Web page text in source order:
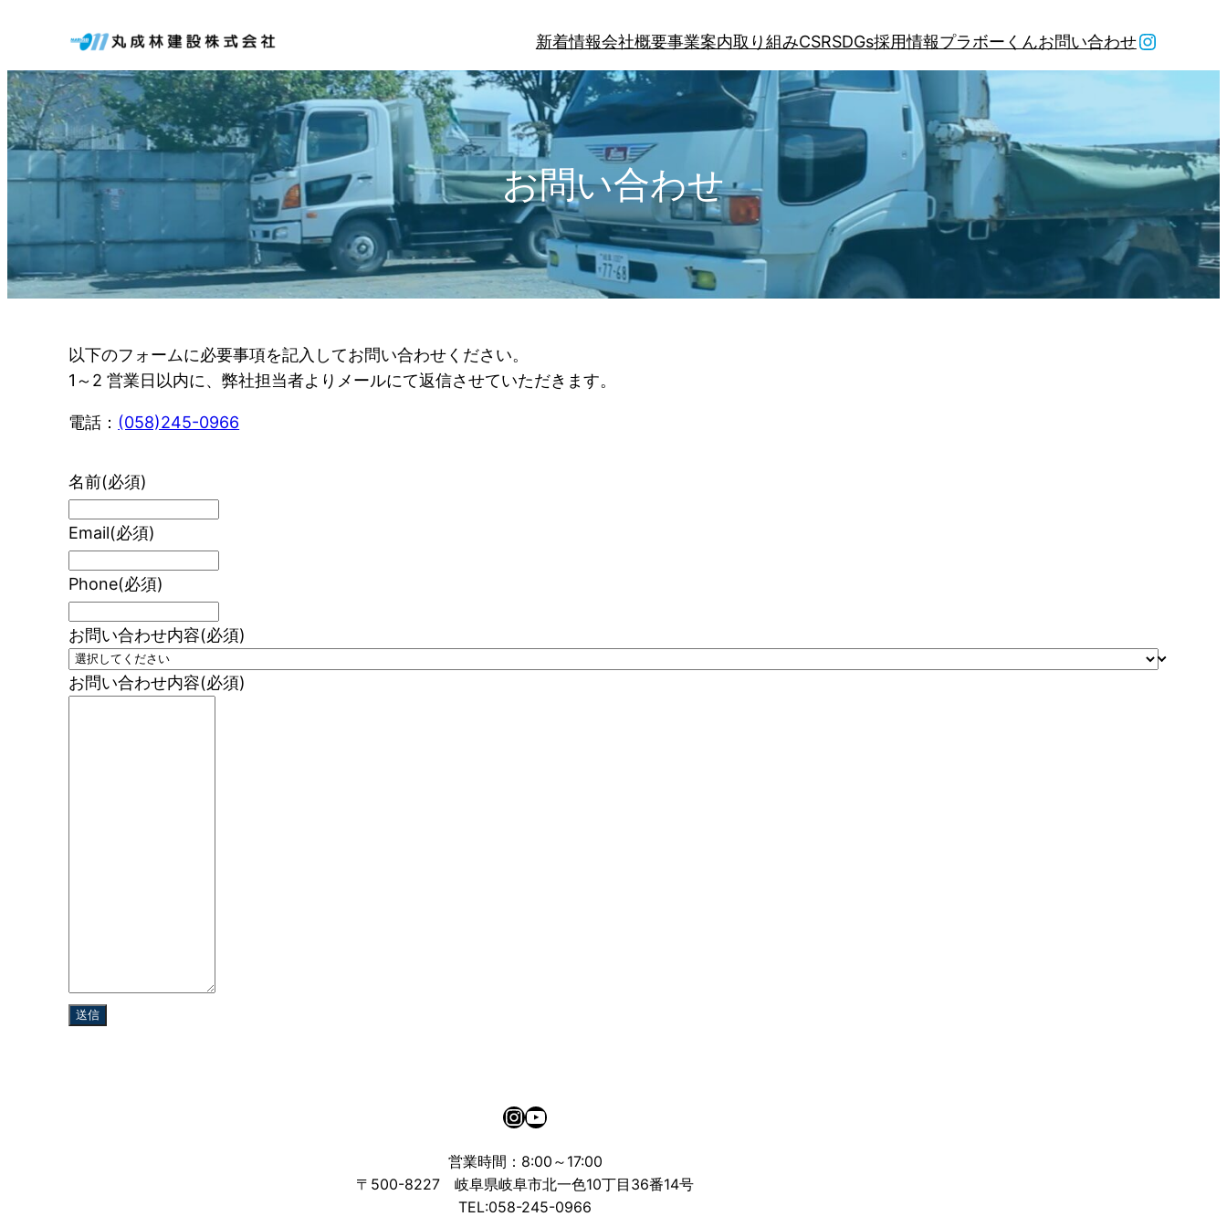
を
ス
キ
ッ
新着情報会社概要事業案内取り組みCSRSDGs採用情報プラボーくんお問い合わせ
お問い合わせ
以下のフォームに必要事項を記入してお問い合わせください。
1～2 営業日以内に、弊社担当者よりメールにて返信させていただきます。
電話： (058)245-0966
名前(必須)
Email(必須)
Phone(必須)
お問い合わせ内容(必須)
お問い合わせ内容(必須)
送信
Instagram
YouTube
営業時間：8:00～17:00
〒500-8227 岐阜県岐阜市北一色10丁目36番14号
TEL:058-245-0966